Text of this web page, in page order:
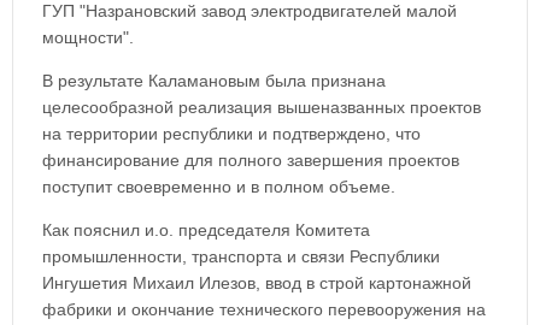
ГУП "Назрановский завод электродвигателей малой
мощности".
В результате Каламановым была признана
целесообразной реализация вышеназванных проектов
на территории республики и подтверждено, что
финансирование для полного завершения проектов
поступит своевременно и в полном объеме.
Как пояснил и.о. председателя Комитета
промышленности, транспорта и связи Республики
Ингушетия Михаил Илезов, ввод в строй картонажной
фабрики и окончание технического перевооружения на